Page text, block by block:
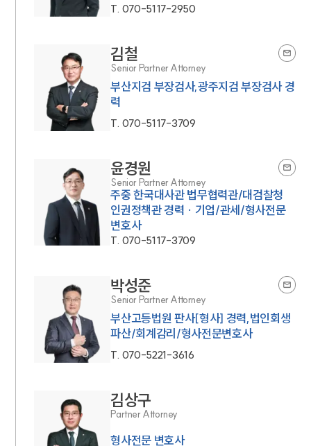
만화로 보는 사례
T. 070-5117-2950
김철
Senior Partner Attorney
부산지검 부장검사,광주지검 부장검사 경
력
T. 070-5117-3709
윤경원
Senior Partner Attorney
주중 한국대사관 법무협력관/대검찰청
인권정책관 경력 · 기업/관세/형사전문
변호사
T. 070-5117-3709
박성준
Senior Partner Attorney
부산고등법원 판사[형사] 경력,법인회생
파산/회계감리/형사전문변호사
T. 070-5221-3616
김상구
Partner Attorney
형사전문 변호사